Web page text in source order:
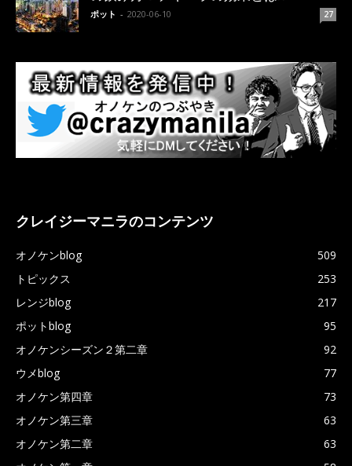
ポット - 2020-06-10 27
クレイジーマニラのコンテンツ
オノケンblog
509
トピックス
253
レンジblog
217
ポットblog
95
オノケンシーズン２第二章
92
ウメblog
77
オノケン第四章
73
オノケン第三章
63
オノケン第二章
63